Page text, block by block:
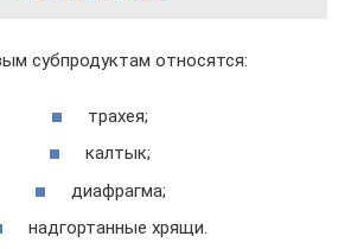
субпродуктам относятся:
трахея;
калтык;
диафрагма;
надгортанные хрящи.